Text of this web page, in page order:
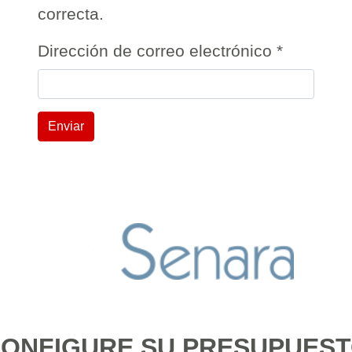
correcta.
Dirección de correo electrónico *
Enviar